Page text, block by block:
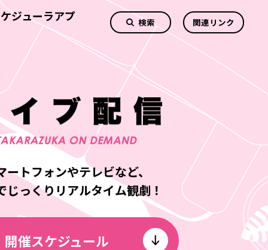
ジューラアプ
検索 関連リンク
ートフォンやテレビなど、
じっくりリアルタイム観劇！
開催スケジュール